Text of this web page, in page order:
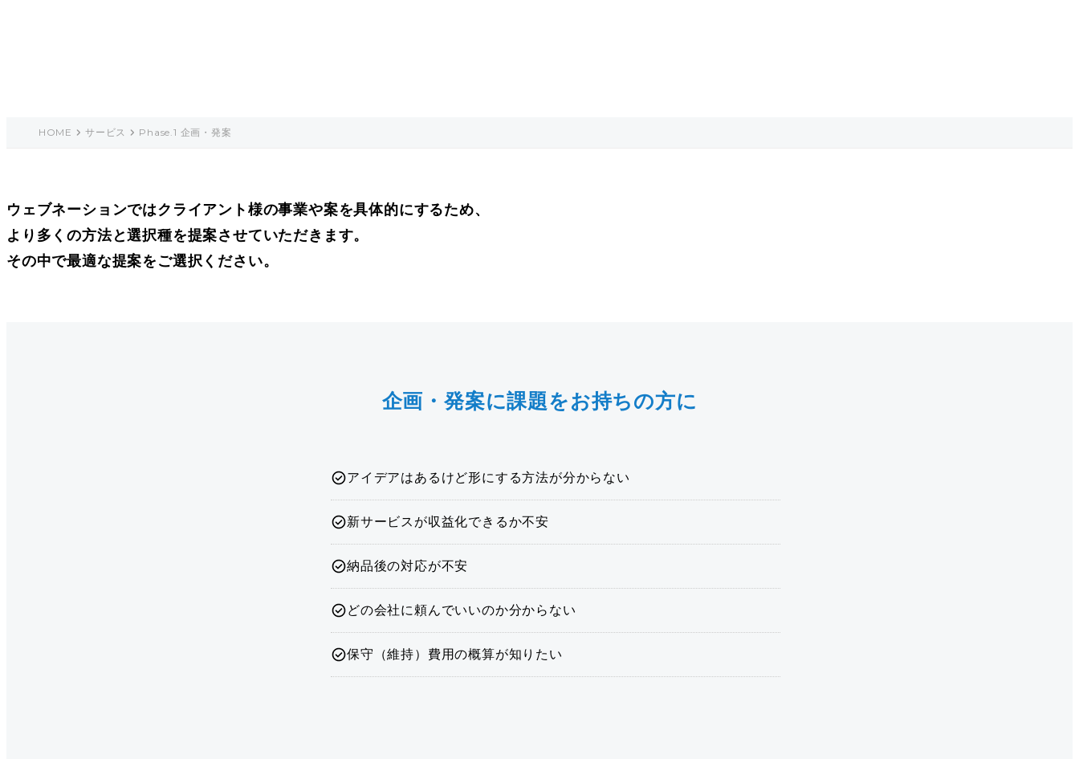
HOME サービス Phase.1 企画・発案
ウェブネーションではクライアント様の事業や案を具体的にするため、
より多くの方法と選択種を提案させていただきます。
その中で最適な提案をご選択ください。
企画・発案に課題をお持ちの方に
アイデアはあるけど形にする方法が分からない
新サービスが収益化できるか不安
納品後の対応が不安
どの会社に頼んでいいのか分からない
保守（維持）費用の概算が知りたい